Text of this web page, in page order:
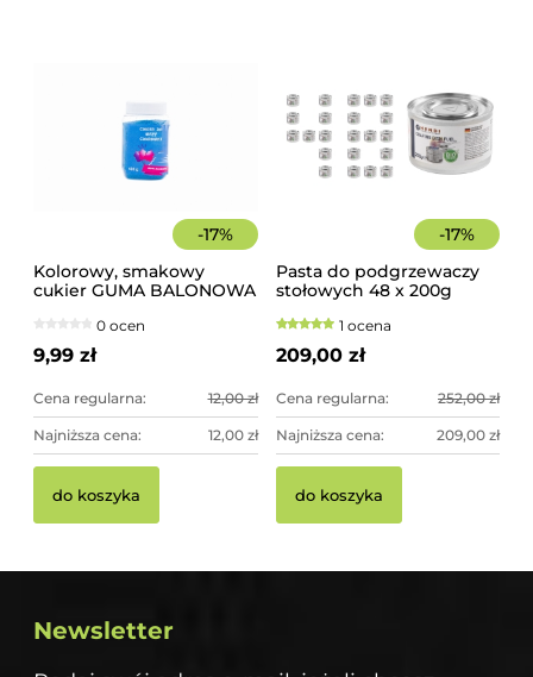
-17%
Kolorowy, smakowy
cukier GUMA BALONOWA
0 ocen
9,99 zł
Cena regularna: 12,00 zł
Najniższa cena: 12,00 zł
do koszyka
-17%
Pasta do podgrzewaczy
stołowych 48 x 200g
1 ocena
209,00 zł
Cena regularna: 252,00 zł
Najniższa cena: 209,00 zł
do koszyka
Newsletter